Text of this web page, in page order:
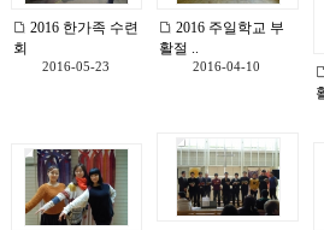
2016 한가족 수련
회
2016-05-23
2016 주일학교 부
활절 ..
2016-04-10